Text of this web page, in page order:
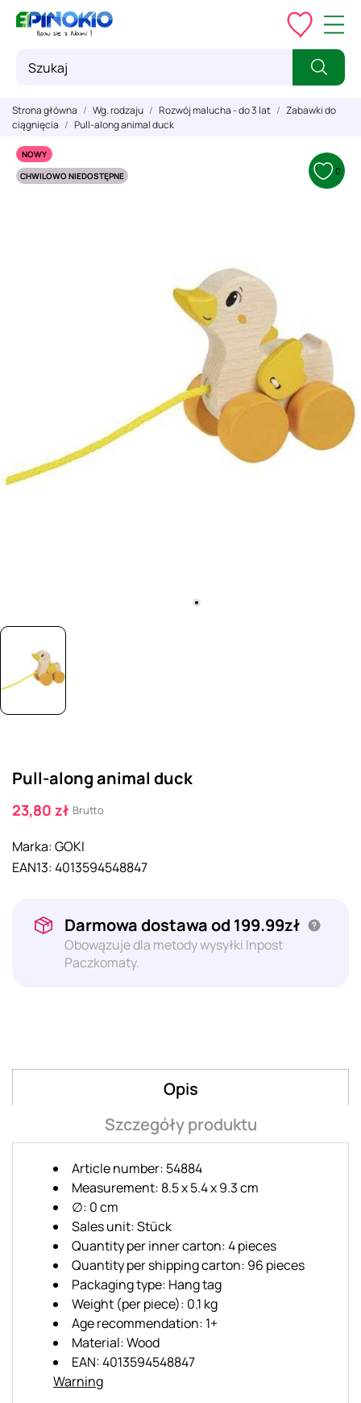
Strona główna Wg. rodzaju Rozwój malucha - do 3 lat
Zabawki do
ciągnięcia
Pull-along animal duck
NOWY
CHWILOWO NIEDOSTĘPNE
0
Pull-along animal duck
23,80 zł Brutto
Marka:GOKI
EAN13:4013594548847
Darmowa dostawa od 199.99zł
Obowązuje dla metody wysyłki Inpost
Paczkomaty.
Opis
Szczegóły produktu
Article number: 54884
Measurement: 8.5 x 5.4 x 9.3 cm
∅: 0 cm
Sales unit: Stück
Quantity per inner carton: 4 pieces
Quantity per shipping carton: 96 pieces
Packaging type: Hang tag
Weight (per piece): 0.1 kg
Age recommendation: 1+
Material: Wood
EAN: 4013594548847
Warning